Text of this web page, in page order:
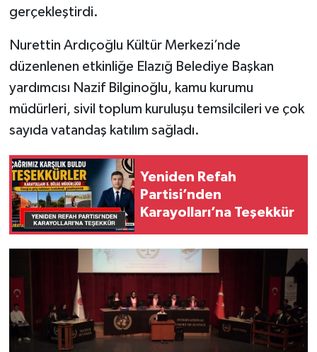
gerçekleştirdi.
Nurettin Ardıçoğlu Kültür Merkezi’nde
düzenlenen etkinliğe Elazığ Belediye Başkan
yardımcısı Nazif Bilginoğlu, kamu kurumu
müdürleri, sivil toplum kuruluşu temsilcileri ve çok
sayıda vatandaş katılım sağladı.
Yeniden Refah
Partisi’nden
Karayolları’na Teşekkür
SPOR
TEKNOLOJİ
YAŞAM